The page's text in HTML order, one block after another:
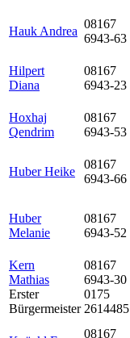
Hauk Andrea
08167
6943-63
Hilpert
Diana
08167
6943-23
Hoxhaj
Qendrim
08167
6943-53
Huber Heike
08167
6943-66
Huber
Melanie
08167
6943-52
Kern
Mathias
Erster
Bürgermeister
08167
6943-30
0175
2614485
08167